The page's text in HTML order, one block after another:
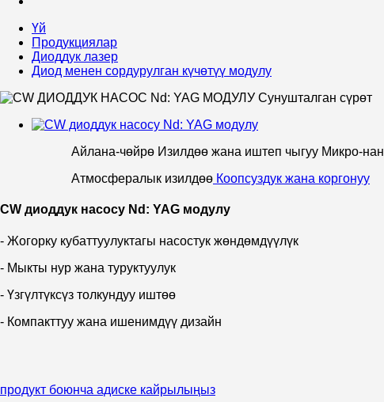
Үй
Продукциялар
Диоддук лазер
Диод менен сордурулган күчөтүү модулу
Айлана-чөйрө Изилдөө жана иштеп чыгуу Микро-
Атмосфералык изилдөө Коопсуздук жана коргонуу
CW диоддук насосу Nd: YAG модулу
- Жогорку кубаттуулуктагы насостук жөндөмдүүлүк
- Мыкты нур жана туруктуулук
- Үзгүлтүксүз толкундуу иштөө
- Компакттуу жана ишенимдүү дизайн
продукт боюнча адиске кайрылыңыз